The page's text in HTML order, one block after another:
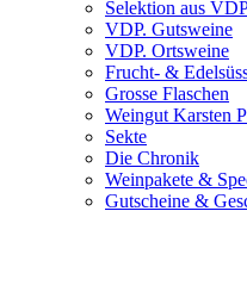
Selektion aus
VDP. Gutsweine
VDP. Ortsweine
Frucht- &
Grosse Flaschen
Weingut Karsten
Sekte
Die Chronik
Weinpakete &
Gutscheine &